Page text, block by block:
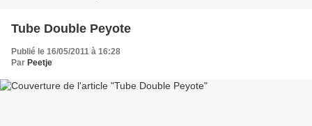
Tube Double Peyote
Publié le 16/05/2011 à 16:28
Par Peetje